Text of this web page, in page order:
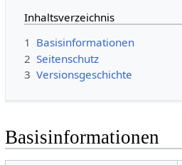
Inhaltsverzeichnis
1 Basisinformationen
2 Seitenschutz
3 Versionsgeschichte
Basisinformationen